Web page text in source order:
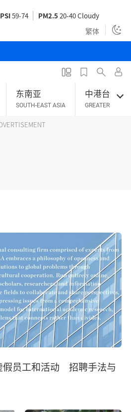
繁体
PSI59-74 PM2.520-40 Cloudy
东南亚
SOUTH-EAST ASIA
中港台
GREATER CHINA
员工和活动 招聘手法与